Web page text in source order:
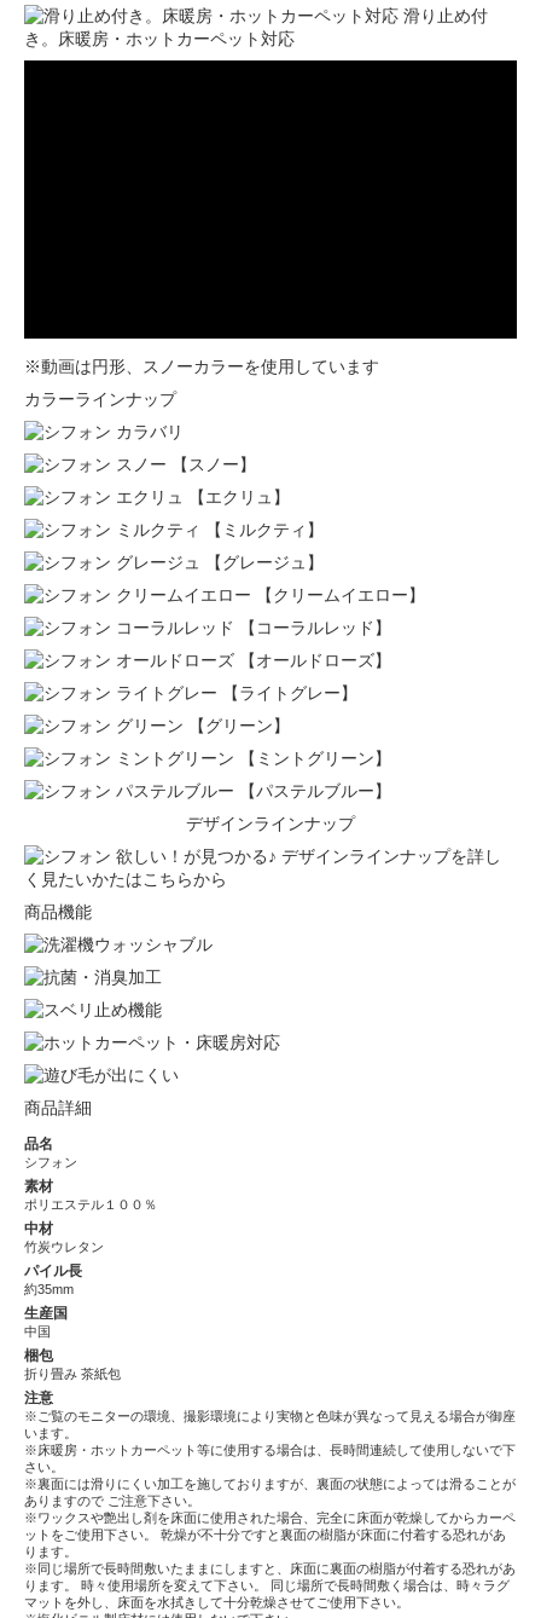
滑り止め付
き。床暖房・ホットカーペット対応
※動画は円形、スノーカラーを使用しています
カラーラインナップ
【スノー】
【エクリュ】
【ミルクティ】
【グレージュ】
【クリームイエロー】
【コーラルレッド】
【オールドローズ】
【ライトグレー】
【グリーン】
【ミントグリーン】
【パステルブルー】
デザインラインナップ
欲しい！が見つかる♪ デザインラインナップを詳し
く見たいかたはこちらから
商品機能
商品詳細
品名
シフォン
素材
ポリエステル１００％
中材
竹炭ウレタン
パイル長
約35mm
生産国
中国
梱包
折り畳み 茶紙包
注意
※ご覧のモニターの環境、撮影環境により実物と色味が異なって見える場合が御座
います。
※床暖房・ホットカーペット等に使用する場合は、長時間連続して使用しないで下
さい。
※裏面には滑りにくい加工を施しておりますが、裏面の状態によっては滑ることが
ありますので ご注意下さい。
※ワックスや艶出し剤を床面に使用された場合、完全に床面が乾燥してからカーペ
ットをご使用下さい。 乾燥が不十分ですと裏面の樹脂が床面に付着する恐れがあ
ります。
※同じ場所で長時間敷いたままにしますと、床面に裏面の樹脂が付着する恐れがあ
ります。 時々使用場所を変えて下さい。 同じ場所で長時間敷く場合は、時々ラグ
マットを外し、床面を水拭きして十分乾燥させてご使用下さい。